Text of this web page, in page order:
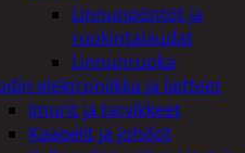
Linnunpöntöt ja
ruokintalaudat
Linnunruoka
elektroniikka ja laitteet
Imurit ja tarvikkeet
Kaapelit ja johdot